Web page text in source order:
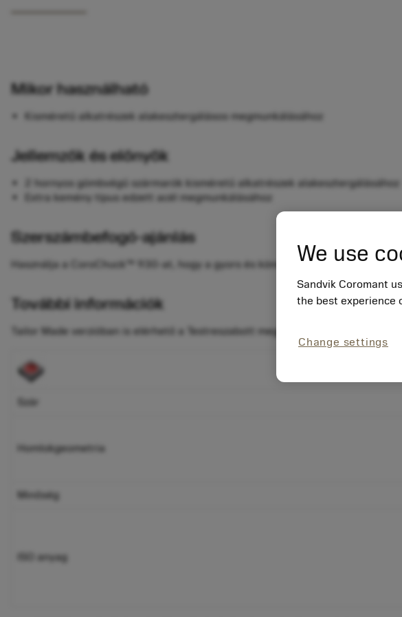
Mikor használható
Kisméretű alkatrészek alakesztergálásos megmunkálásához
Jellemzők és előnyök
2 hornyos gömbvégű szármarók kisméretű alkatrészek alakesztergálásához
Extra kemény típus edzett acél megmunkálásához
Szerszámbefogó-ajánlás
Használja a CoroChuck™ 930-at, hogy a gyors és könnyű
További információk
Tailor Made verzióban is elérhető a Testreszabott megoldások
Szár
Homlokgeometria
Minőség
ISO anyag
We use
Sandvik Coromant
the best experience
Change settings